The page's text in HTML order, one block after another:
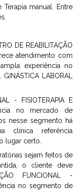
manual. Entre
DE REABILITAÇÃO
atendimento com
experiência no
LABORAL
- FISIOTERAPIA E
no mercado de
nesse segmento há
clínica referência
lugar certo.
sejam feitos de
o cliente deve
FUNCIONAL -
no segmento de